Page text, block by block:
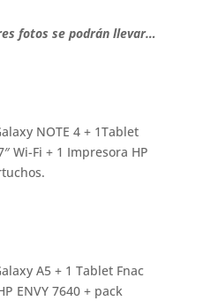
fotos se podrán llevar…
NOTE 4 + 1Tablet
Wi-Fi + 1 Impresora HP
A5 + 1 Tablet Fnac
ENVY 7640 + pack